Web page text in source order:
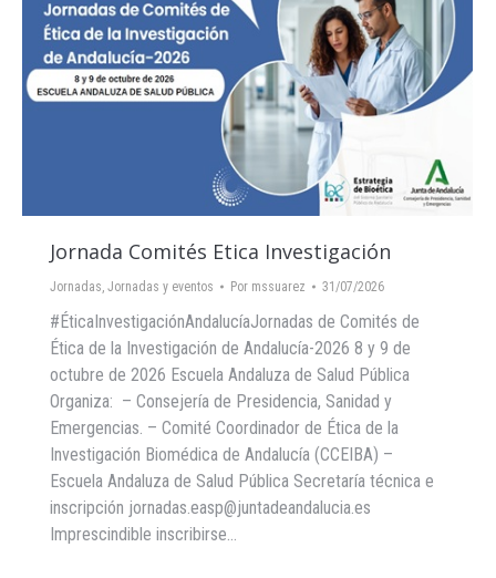
Jornada Comités Etica Investigación
Jornadas, Jornadas y eventos Por mssuarez 31/07/2026
#ÉticaInvestigaciónAndalucíaJornadas de Comités de
Ética de la Investigación de Andalucía-2026 8 y 9 de
octubre de 2026 Escuela Andaluza de Salud Pública
Organiza: – Consejería de Presidencia, Sanidad y
Emergencias. – Comité Coordinador de Ética de la
Investigación Biomédica de Andalucía (CCEIBA) –
Escuela Andaluza de Salud Pública Secretaría técnica e
inscripción jornadas.easp@juntadeandalucia.es
Imprescindible inscribirse…